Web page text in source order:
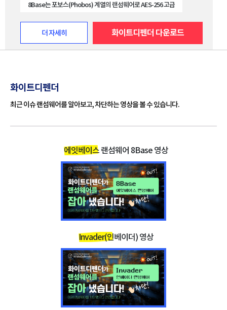
8Base는 포보스(Phobos) 계열의 랜섬웨어로 AES-256 고급
데이터 이름에 .8base 확장자를 추가합니다. 예를 들면 "digi
tal.jpg"라는 제목의 이미지 파일은 "digital.jpg.8base"로
변경됩니다. "info.xlsx"라는 엑셀 파일이 "info.xlsx.8bas
다.
파일명.확장자.id[고유아이디].[support@rex
sdata.pro].8base
info.txt / info.hta
모든 파일 데이타 암호화 후 금전 요구
3f520f0a58e0f6a68affc7a6b31b0bf2
5c020a7f2cb8f3c17d6d7351166fde08e526
757d49bcb32274b98a8d473b4a9cff312917
60a0209745fe20582a0346c3d634
가장 기본적이며 효과가 좋은 보호 방법은
신뢰 높은 안티랜섬웨어 프로그램을 사용하세
요
보안 소프트웨어를 최신으로 유지해주세요
더 자세히 화이트디펜더 다운로드
화이트디펜더
최근 이슈 랜섬웨어를 알아보고, 차단하는 영상을 볼 수 있습니다.
에잇베이스 랜섬웨어 8Base 영상
Invader(인베이더) 영상